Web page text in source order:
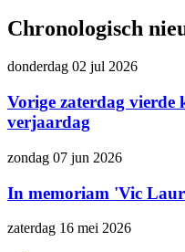
Chronologisch
donderdag 02 jul 2026
Vorige zaterdag vierde
verjaardag
zondag 07 jun 2026
In memoriam 'Vic
zaterdag 16 mei 2026